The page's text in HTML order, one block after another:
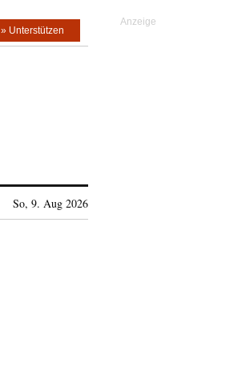
» Unterstützen
So, 9. Aug 2026